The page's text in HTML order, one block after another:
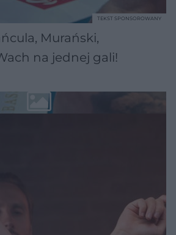
Murański,
na jednej gali!
TEKST SPONSOROWANY